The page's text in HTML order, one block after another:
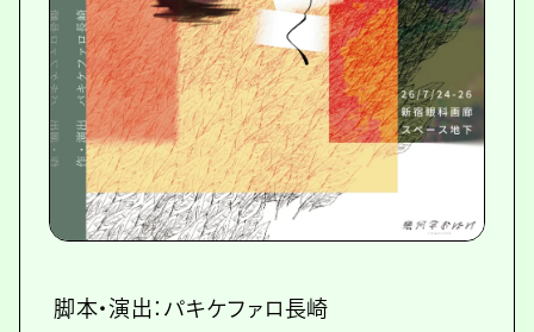
脚本・演出：パキケファロ長崎